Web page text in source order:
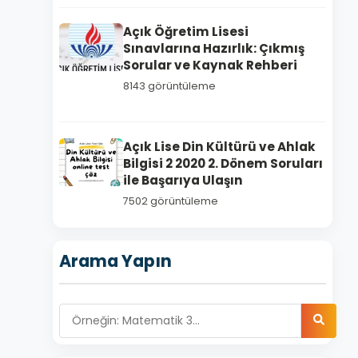
Açık Öğretim Lisesi
Sınavlarına Hazırlık: Çıkmış
Sorular ve Kaynak Rehberi
8143 görüntüleme
Açık Lise Din Kültürü ve Ahlak
Bilgisi 2 2020 2. Dönem Soruları
ile Başarıya Ulaşın
7502 görüntüleme
Arama Yapın